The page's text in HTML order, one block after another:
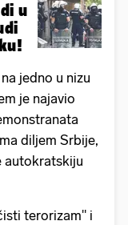
u
jedno u nizu
je najavio
diljem Srbije,
autokratskiju
terorizam" i